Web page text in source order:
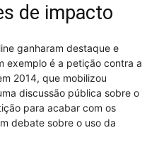
de impacto
ganharam destaque e
exemplo é a petição contra a
2014, que mobilizou
discussão pública sobre o
para acabar com os
debate sobre o uso da